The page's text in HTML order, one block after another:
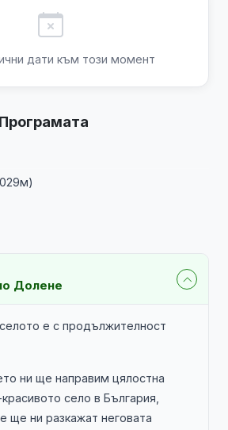
дати към този момент
Долене
е с продължителност
ни ще направим цялостна
село в България,
ще ни разкажат неговата